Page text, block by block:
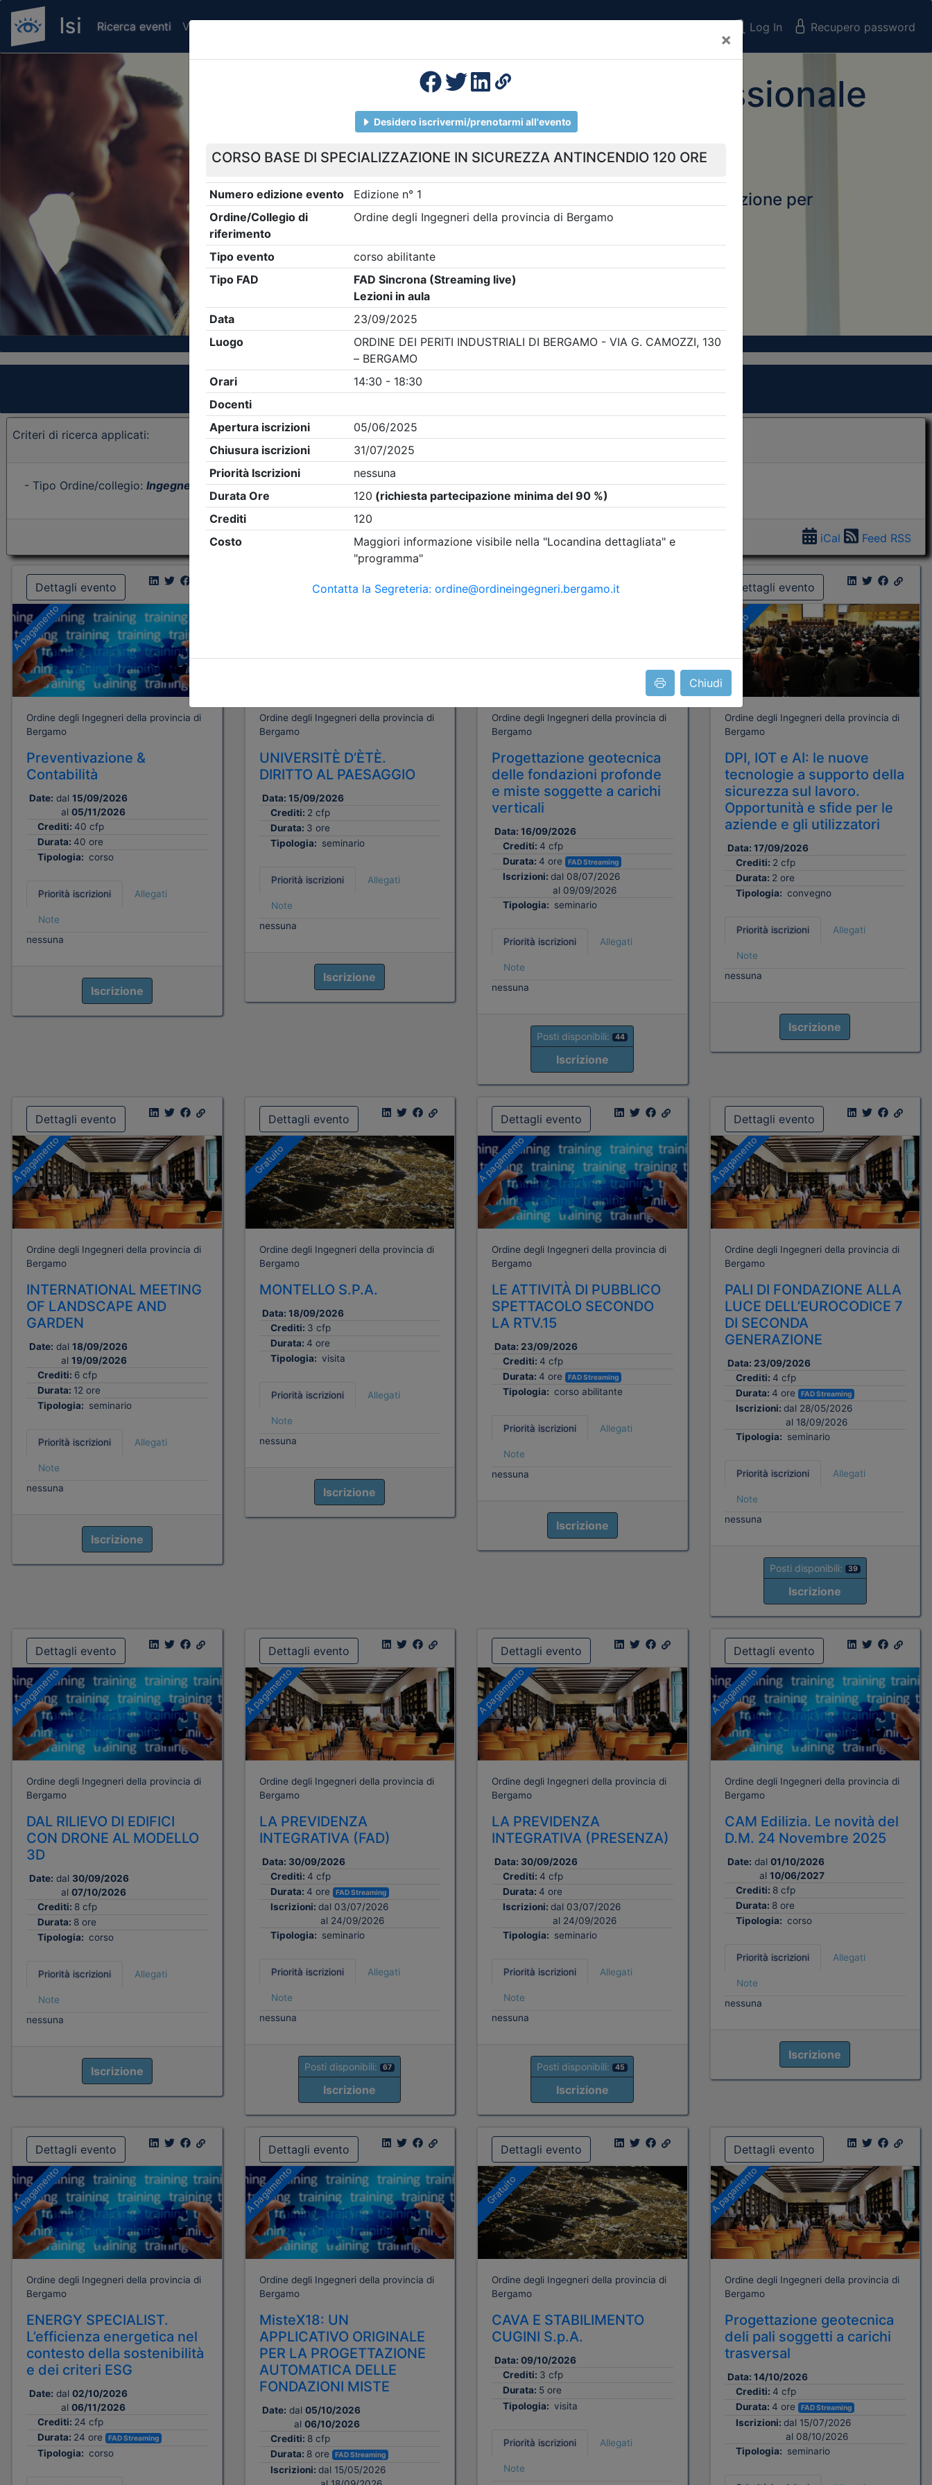
×
Chiudi
Ricerca eventi Verifica attestato di presenza Log In Recupero password
Formazione Professionale
Continua
Il portale della formazione per
Ordini e Collegi
Professionali
Previous
Clicca qui - espandi la sezione dei filtri ricerca eventi
Criteri di ricerca applicati:
- Tipo Ordine/collegio: Ingegneri - Ordine:Bergamo- Eventi in programma dal6/8/2026
iCal Feed RSS
Dettagli evento
A pagamento
Ordine degli Ingegneri della provincia di
Bergamo
Preventivazione &
Contabilità
Date: dal 15/09/2026
al05/11/2026
Crediti: 40 cfp
Durata: 40 ore
Tipologia: corso
Priorità iscrizioni Allegati
Note
nessuna
Iscrizione
Dettagli evento
Ordine degli Ingegneri della provincia di
Bergamo
UNIVERSITÈ D’ÈTÈ.
DIRITTO AL PAESAGGIO
Data: 15/09/2026
Crediti: 2 cfp
Durata: 3 ore
Tipologia: seminario
Priorità iscrizioni Allegati
Note
nessuna
Iscrizione
Dettagli evento
Ordine degli Ingegneri della provincia di
Bergamo
Progettazione geotecnica
delle fondazioni profonde
e miste soggette a carichi
verticali
Data: 16/09/2026
Crediti: 4 cfp
Durata: 4 ore FAD Streaming
Iscrizioni: dal 08/07/2026
al 09/09/2026
Tipologia: seminario
Priorità iscrizioni Allegati
Note
nessuna
Posti disponibili: 44
Iscrizione
Dettagli evento
Gratuito
Ordine degli Ingegneri della provincia di
Bergamo
DPI, IOT e AI: le nuove
tecnologie a supporto della
sicurezza sul lavoro.
Opportunità e sfide per le
aziende e gli utilizzatori
Data: 17/09/2026
Crediti: 2 cfp
Durata: 2 ore
Tipologia: convegno
Priorità iscrizioni Allegati
Note
nessuna
Iscrizione
Dettagli evento
A pagamento
Ordine degli Ingegneri della provincia di
Bergamo
INTERNATIONAL MEETING
OF LANDSCAPE AND
GARDEN
Date: dal 18/09/2026
al19/09/2026
Crediti: 6 cfp
Durata: 12 ore
Tipologia: seminario
Priorità iscrizioni Allegati
Note
nessuna
Iscrizione
Dettagli evento
Gratuito
Ordine degli Ingegneri della provincia di
Bergamo
MONTELLO S.P.A.
Data: 18/09/2026
Crediti: 3 cfp
Durata: 4 ore
Tipologia: visita
Priorità iscrizioni Allegati
Note
nessuna
Iscrizione
Dettagli evento
A pagamento
Ordine degli Ingegneri della provincia di
Bergamo
LE ATTIVITÀ DI PUBBLICO
SPETTACOLO SECONDO
LA RTV.15
Data: 23/09/2026
Crediti: 4 cfp
Durata: 4 ore FAD Streaming
Tipologia: corso abilitante
Priorità iscrizioni Allegati
Note
nessuna
Iscrizione
Dettagli evento
A pagamento
Ordine degli Ingegneri della provincia di
Bergamo
PALI DI FONDAZIONE ALLA
LUCE DELL’EUROCODICE 7
DI SECONDA
GENERAZIONE
Data: 23/09/2026
Crediti: 4 cfp
Durata: 4 ore FAD Streaming
Iscrizioni: dal 28/05/2026
al 18/09/2026
Tipologia: seminario
Priorità iscrizioni Allegati
Note
nessuna
Posti disponibili: 39
Iscrizione
Dettagli evento
A pagamento
Ordine degli Ingegneri della provincia di
Bergamo
DAL RILIEVO DI EDIFICI
CON DRONE AL MODELLO
3D
Date: dal 30/09/2026
al07/10/2026
Crediti: 8 cfp
Durata: 8 ore
Tipologia: corso
Priorità iscrizioni Allegati
Note
nessuna
Iscrizione
Dettagli evento
A pagamento
Ordine degli Ingegneri della provincia di
Bergamo
LA PREVIDENZA
INTEGRATIVA (FAD)
Data: 30/09/2026
Crediti: 4 cfp
Durata: 4 ore FAD Streaming
Iscrizioni: dal 03/07/2026
al 24/09/2026
Tipologia: seminario
Priorità iscrizioni Allegati
Note
nessuna
Posti disponibili: 67
Iscrizione
Dettagli evento
A pagamento
Ordine degli Ingegneri della provincia di
Bergamo
LA PREVIDENZA
INTEGRATIVA (PRESENZA)
Data: 30/09/2026
Crediti: 4 cfp
Durata: 4 ore
Iscrizioni: dal 03/07/2026
al 24/09/2026
Tipologia: seminario
Priorità iscrizioni Allegati
Note
nessuna
Posti disponibili: 45
Iscrizione
Dettagli evento
A pagamento
Ordine degli Ingegneri della provincia di
Bergamo
CAM Edilizia. Le novità del
D.M. 24 Novembre 2025
Date: dal 01/10/2026
al 10/06/2027
Crediti: 8 cfp
Durata: 8 ore
Tipologia: corso
Priorità iscrizioni Allegati
Note
nessuna
Iscrizione
Dettagli evento
A pagamento
Ordine degli Ingegneri della provincia di
Bergamo
ENERGY SPECIALIST.
L’efficienza energetica nel
contesto della sostenibilità
e dei criteri ESG
Date: dal 02/10/2026
al06/11/2026
Crediti: 24 cfp
Durata: 24 ore FAD Streaming
Tipologia: corso
Dettagli evento
A pagamento
Ordine degli Ingegneri della provincia di
Bergamo
MisteX18: UN
APPLICATIVO ORIGINALE
PER LA PROGETTAZIONE
AUTOMATICA DELLE
FONDAZIONI MISTE
Date: dal 05/10/2026
al 06/10/2026
Crediti: 8 cfp
Durata: 8 ore FAD Streaming
Iscrizioni: dal 15/05/2026
Dettagli evento
Gratuito
Ordine degli Ingegneri della provincia di
Bergamo
CAVA E STABILIMENTO
CUGINI S.p.A.
Data: 09/10/2026
Crediti: 3 cfp
Durata: 5 ore
Tipologia: visita
Priorità iscrizioni Allegati
Note
Dettagli evento
A pagamento
Ordine degli Ingegneri della provincia di
Bergamo
Progettazione geotecnica
deli pali soggetti a carichi
trasversal
Data: 14/10/2026
Crediti: 4 cfp
Durata: 4 ore FAD Streaming
Iscrizioni: dal 15/07/2026
al 08/10/2026
Tipologia: seminario